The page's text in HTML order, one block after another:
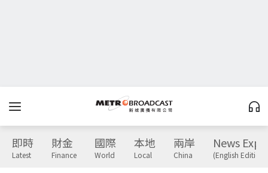
即時
Latest
財金
Finance
國際
World
本地
Local
兩岸
China
News
(English Edition)